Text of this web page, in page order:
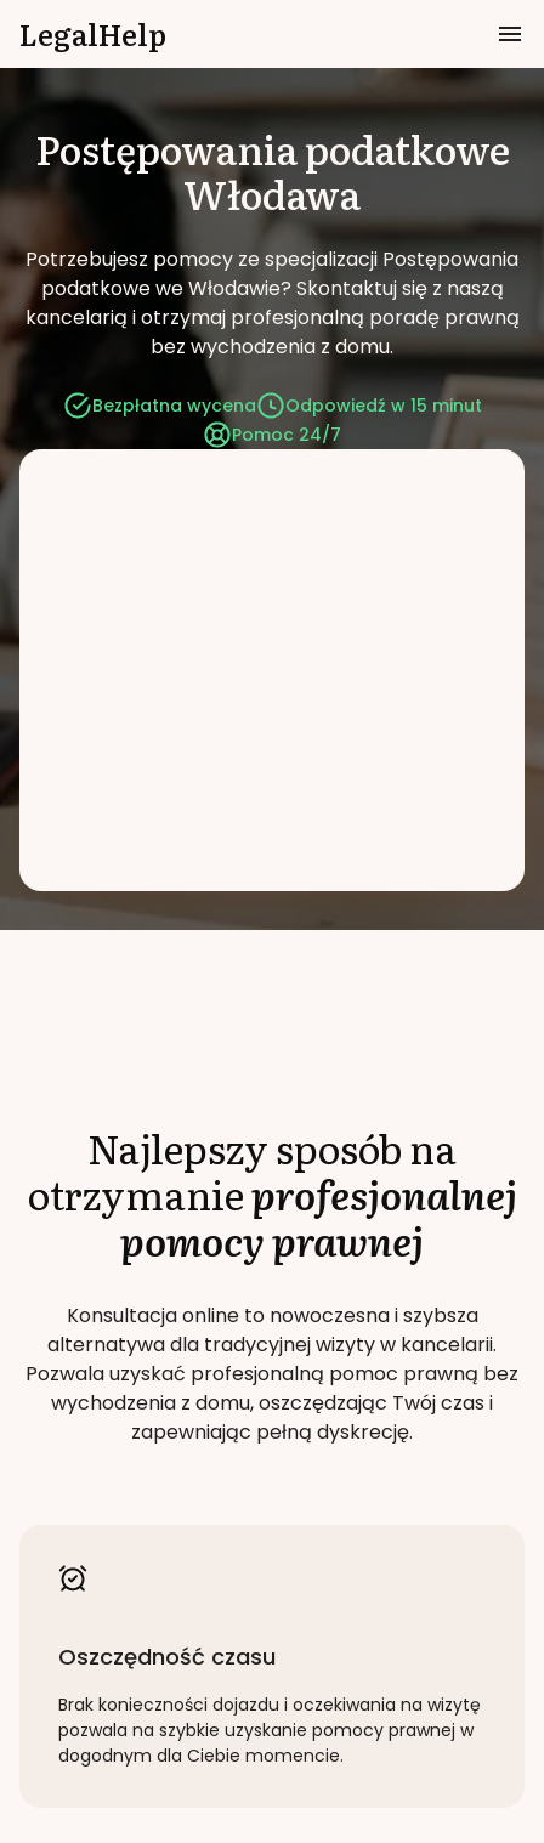
LegalHelp
Postępowania podatkowe
Włodawa
Potrzebujesz pomocy ze specjalizacji Postępowania
podatkowe we Włodawie? Skontaktuj się z naszą
kancelarią i otrzymaj profesjonalną poradę prawną
bez wychodzenia z domu.
Bezpłatna wycena
Odpowiedź w 15 minut
Pomoc 24/7
Najlepszy sposób na
otrzymanieprofesjonalnej
pomocy prawnej
Konsultacja online to nowoczesna i szybsza
alternatywa dla tradycyjnej wizyty w kancelarii.
Pozwala uzyskać profesjonalną pomoc prawną bez
wychodzenia z domu, oszczędzając Twój czas i
zapewniając pełną dyskrecję.
Oszczędność czasu
Brak konieczności dojazdu i oczekiwania na wizytę
pozwala na szybkie uzyskanie pomocy prawnej w
dogodnym dla Ciebie momencie.